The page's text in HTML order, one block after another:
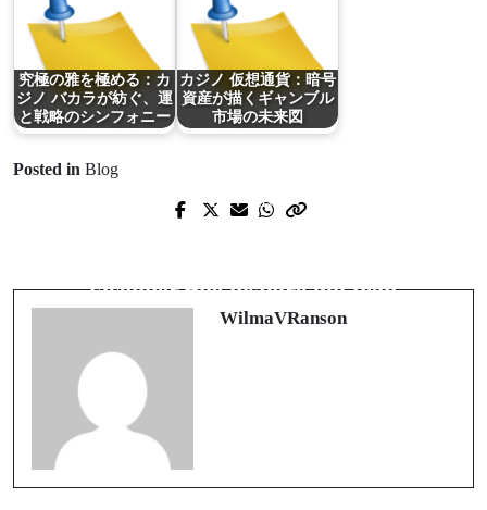
究極の雅を極める：カ
ジノ バカラが紡ぐ、運
と戦略のシンフォニー
カジノ 仮想通貨：暗号
資産が描くギャンブル
市場の未来図
Posted in Blog
Prev Post
escolhas conscientes
façonner une histoire qui tient
WilmaVRanson